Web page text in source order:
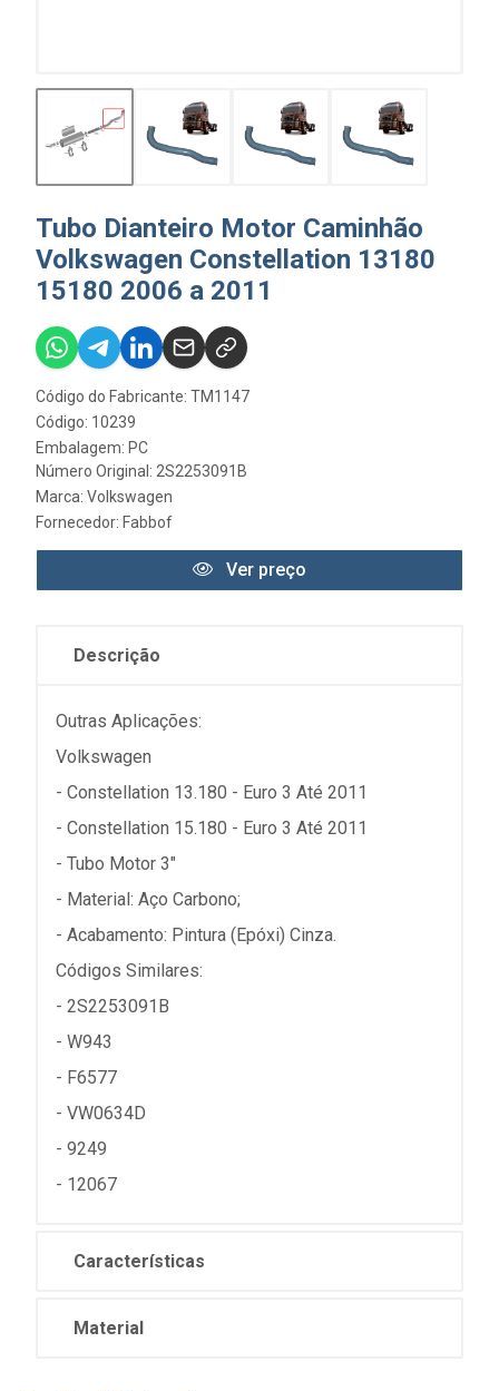
Tubo Dianteiro Motor Caminhão
Volkswagen Constellation 13180
15180 2006 a 2011
Código do Fabricante: TM1147
Código: 10239
Embalagem: PC
Número Original: 2S2253091B
Marca: Volkswagen
Fornecedor: Fabbof
Ver preço
Descrição
Outras Aplicações:
Volkswagen
- Constellation 13.180 - Euro 3 Até 2011
- Constellation 15.180 - Euro 3 Até 2011
- Tubo Motor 3"
- Material: Aço Carbono;
- Acabamento: Pintura (Epóxi) Cinza.
Códigos Similares:
- 2S2253091B
- W943
- F6577
- VW0634D
- 9249
- 12067
Características
Material